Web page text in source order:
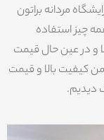
مردانه براتون
چیز استفاده
و در عین حال قیمت
کیفیت بالا و قیمت
دیدیم.